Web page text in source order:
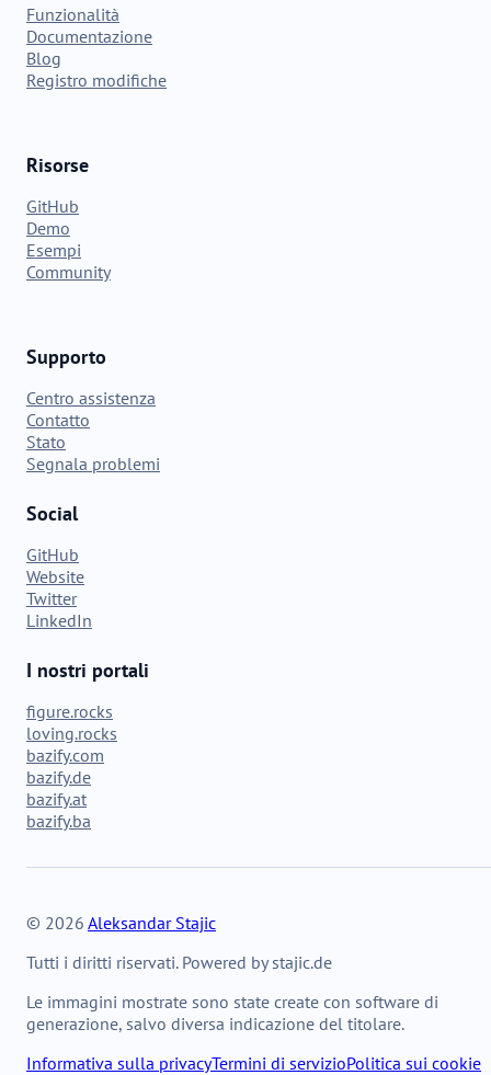
Funzionalità
Documentazione
Blog
Registro modifiche
Risorse
GitHub
Demo
Esempi
Community
Supporto
Centro assistenza
Contatto
Stato
Segnala problemi
Social
GitHub
Website
Twitter
LinkedIn
I nostri portali
figure.rocks
loving.rocks
bazify.com
bazify.de
bazify.at
bazify.ba
© 2026 Aleksandar Stajic
Tutti i diritti riservati. Powered by stajic.de
Le immagini mostrate sono state create con software di
generazione, salvo diversa indicazione del titolare.
Informativa sulla privacyTermini di servizioPolitica sui cookie